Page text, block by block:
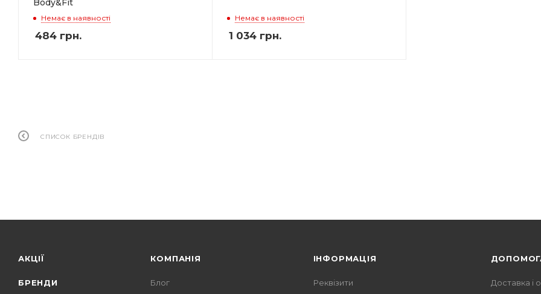
Body&Fit
Немає в наявності
484 грн.
Немає в наявності
1 034грн.
СПИСОК БРЕНДІВ
АКЦІЇ
БРЕНДИ
КОМПАНІЯ
Блог
ІНФОРМАЦІЯ
Реквізити
Доставка і